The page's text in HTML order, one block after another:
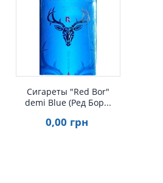
Быстрый просмотр
Сигареты "Red Bor"
demi Blue (Ред Бор...
0,00 грн